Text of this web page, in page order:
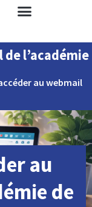
l’académie
au webmail
au
de